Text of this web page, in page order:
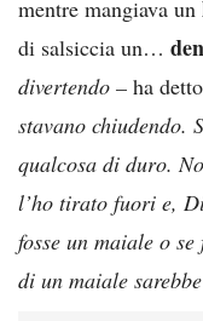
mentre mangiava un
di salsiccia un…
divertendo – ha detto
stavano chiudendo.
qualcosa di duro.
l’ho tirato fuori e,
fosse un maiale o
di un maiale